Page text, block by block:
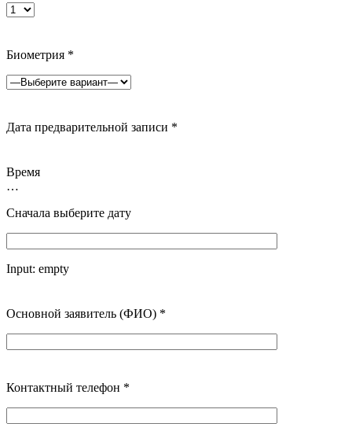
Биометрия *
Дата предварительной записи *
Время
…
Сначала выберите дату
Input: empty
Основной заявитель (ФИО) *
Контактный телефон *